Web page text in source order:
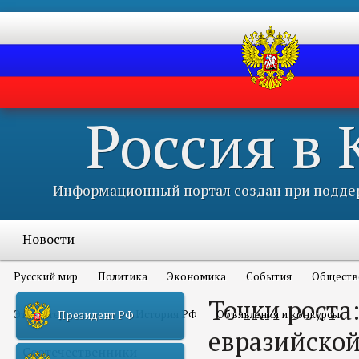
Россия в
Информационный портал создан при
Новости
Русский мир Политика Экономика События
Это интересно всем История РФ Объявления и конкурсы
Соотечественники
Президент РФ
Точки